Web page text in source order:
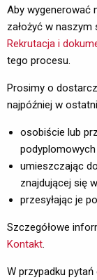
Aby wygenerować
założyć w naszym
Rekrutacja i
tego procesu.
Prosimy o
najpóźniej w
osobiście lub
podyplomowych
umieszczając
znajdującej się
przesyłając je
Szczegółowe
Kontakt.
W przypadku